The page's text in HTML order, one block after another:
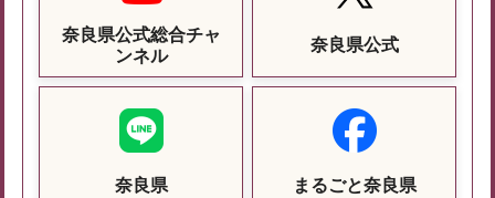
奈良県公式総合チャ
ンネル
奈良県公式
奈良県 まるごと奈良県